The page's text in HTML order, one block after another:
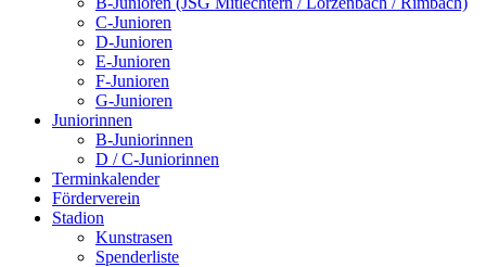
C-Junioren
D-Junioren
E-Junioren
F-Junioren
G-Junioren
Juniorinnen
B-Juniorinnen
D / C-Juniorinnen
Terminkalender
Förderverein
Stadion
Kunstrasen
Spenderliste